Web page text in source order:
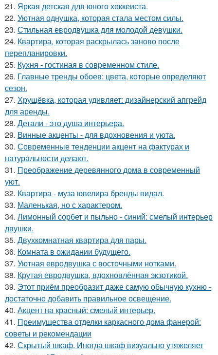
21. Яркая детская для юного хоккеиста.
22. Уютная однушка, которая стала местом силы.
23. Стильная евродвушка для молодой девушки.
24. Квартира, которая раскрылась заново после
перепланировки.
25. Кухня - гостиная в современном стиле.
26. Главные тренды обоев: цвета, которые определяют
сезон.
27. Хрущёвка, которая удивляет: дизайнерский апгрейд
для аренды.
28. Детали - это душа интерьера.
29. Винные акценты - для вдохновения и уюта.
30. Современные тенденции акцент на фактурах и
натуральности делают.
31. Преображение деревянного дома в современный
уют.
32. Квартира - муза ювелира бренды видал.
33. Маленькая, но с характером.
34. Лимонный сорбет и пыльно - синий: смелый интерьер
двушки.
35. Двухкомнатная квартира для пары.
36. Комната в ожидании будущего.
37. Уютная евродвушка с восточными нотками.
38. Крутая евродвушка, вдохновлённая экзотикой.
39. Этот приём преобразит даже самую обычную кухню -
достаточно добавить правильное освещение.
40. Акцент на красный: смелый интерьер.
41. Преимущества отделки каркасного дома фанерой:
советы и рекомендации
42. Скрытый шкаф. Иногда шкаф визуально утяжеляет